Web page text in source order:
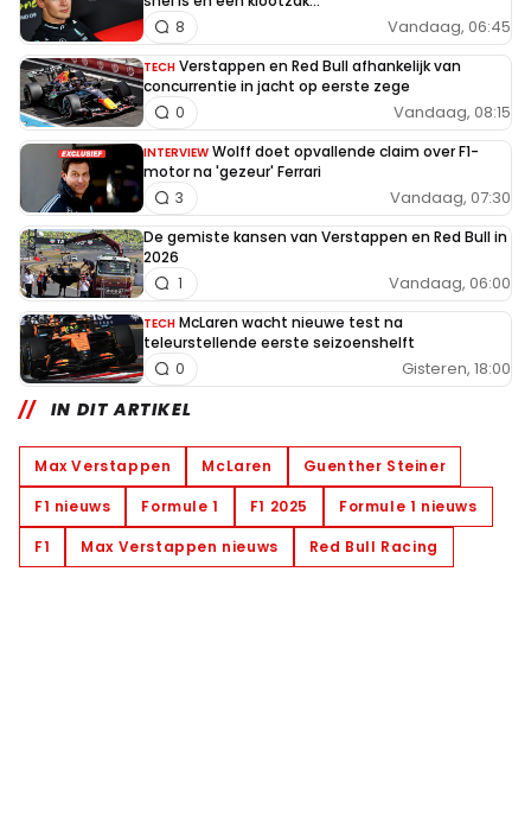
Vandaag, 06:45
8
TECH Verstappen en Red Bull afhankelijk van
concurrentie in jacht op eerste zege
Vandaag, 08:15
0
INTERVIEW Wolff doet opvallende claim over F1-
motor na 'gezeur' Ferrari
Vandaag, 07:30
3
De gemiste kansen van Verstappen en Red Bull in
2026
Vandaag, 06:00
1
TECH McLaren wacht nieuwe test na
teleurstellende eerste seizoenshelft
Gisteren, 18:00
0
IN DIT ARTIKEL
Max Verstappen McLaren
Guenther Steiner
F1 nieuws
Formule 1 F1 2025
Formule 1 nieuws
F1
Max Verstappen nieuws Red Bull Racing